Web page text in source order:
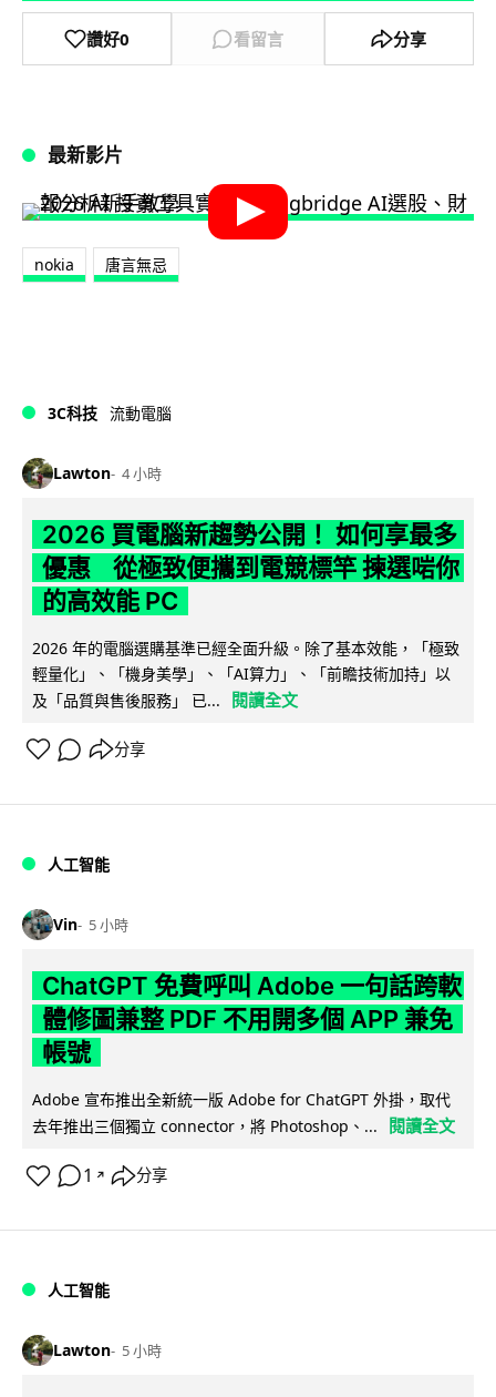
讚好0 看留言 分享
最新影片
nokia 唐言無忌
3C科技 流動電腦
Lawton 4 小時
2026 買電腦新趨勢公開！ 如何享最多
優惠 從極致便攜到電競標竿 揀選啱你
的高效能 PC
2026 年的電腦選購基準已經全面升級。除了基本效能，「極致
輕量化」、「機身美學」、「AI算力」、「前瞻技術加持」以
及「品質與售後服務」 已...
閱讀全文
分享
人工智能
Vin 5 小時
ChatGPT 免費呼叫 Adobe 一句話跨軟
體修圖兼整 PDF 不用開多個 APP 兼免
帳號
Adobe 宣布推出全新統一版 Adobe for ChatGPT 外掛，取代
去年推出三個獨立 connector，將 Photoshop、...
閱讀全文
1 ↗ 分享
人工智能
Lawton 5 小時